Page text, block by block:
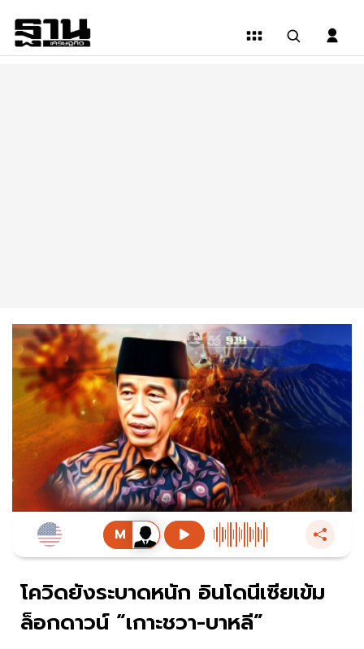
โควิดยังระบาดหนัก อินโดนีเซียเข้ม
ล็อกดาวน์ “เกาะชวา-บาหลี”